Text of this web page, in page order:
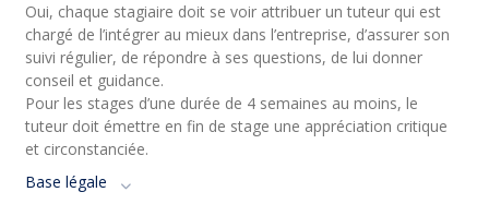
Oui, chaque stagiaire doit se voir attribuer un tuteur qui est
chargé de l’intégrer au mieux dans l’entreprise, d’assurer son
suivi régulier, de répondre à ses questions, de lui donner
conseil et guidance.
Pour les stages d’une durée de 4 semaines au moins, le
tuteur doit émettre en fin de stage une appréciation critique
et circonstanciée.
Base légale